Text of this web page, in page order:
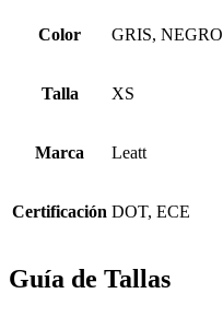
Color GRIS, NEGRO
Talla XS
Marca Leatt
Certificación DOT, ECE
Guía de Tallas